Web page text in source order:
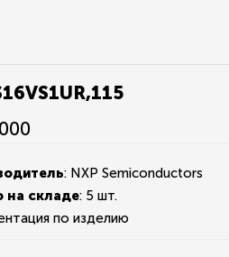
: NXP Semiconductors
на складе: 5 шт.
по изделию